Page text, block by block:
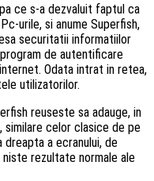
ce s-a dezvaluit faptul ca
urile, si anume Superfish,
securitatii informatiilor
de autentificare
Odata intrat in retea,
utilizatorilor.
reuseste sa adauge, in
similare celor clasice de pe
dreapta a ecranului, de
rezultate normale ale